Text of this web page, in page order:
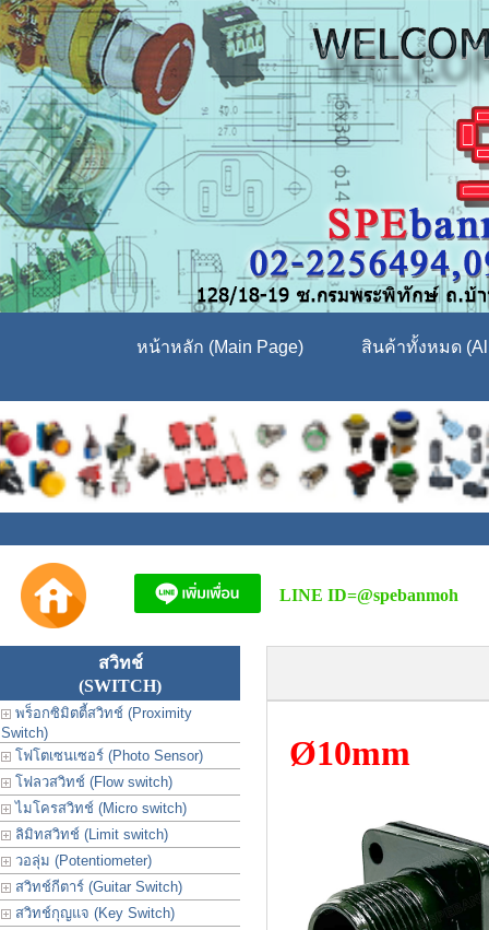
หน้าหลัก (Main Page) สินค้าทั้งหมด
LINE ID=@spebanmoh
สวิทช์
(SWITCH)
พร็อกซิมิตตี้สวิทช์ (Proximity
Switch)
โฟโตเซนเซอร์ (Photo Sensor)
โฟลวสวิทช์ (Flow switch)
ไมโครสวิทช์ (Micro switch)
ลิมิทสวิทช์ (Limit switch)
วอลุ่ม (Potentiometer)
สวิทช์กีตาร์ (Guitar Switch)
สวิทช์กุญแจ (Key Switch)
Ø10mm